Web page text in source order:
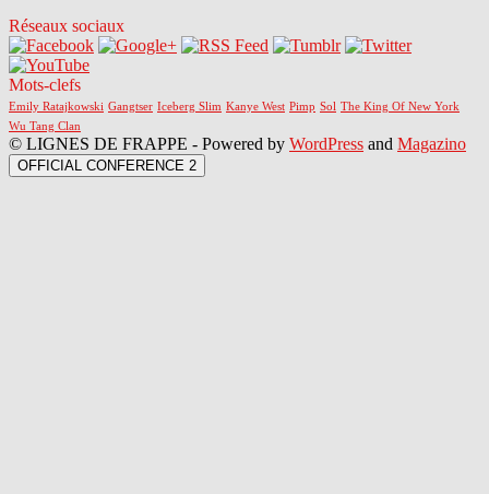
Réseaux sociaux
Mots-clefs
Emily Ratajkowski Gangtser Iceberg Slim Kanye West Pimp Sol The King Of New York
Wu Tang Clan
© LIGNES DE FRAPPE - Powered by WordPress and Magazino
OFFICIAL CONFERENCE 2